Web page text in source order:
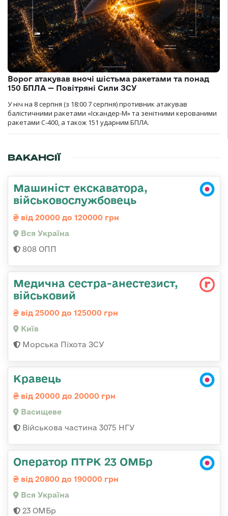
Ворог атакував вночі шістьма ракетами та понад
150 БПЛА — Повітряні Сили ЗСУ
У ніч на 8 серпня (з 18:00 7 серпня) противник атакував
балістичними ракетами «Іскандер-М» та зенітними керованими
ракетами С-400, а також 151 ударним БПЛА.
ВАКАНСІЇ
Машиніст екскаватора,
військовослужбовець
від 20000 до 120000 грн
Вся Україна
808 ОПП
Медична сестpа-анестезист,
військовий
від 25000 до 125000 грн
Київ
Морська Піхота ЗСУ
Кравець
від 20000 до 20000 грн
Васищеве
Військова частина 3075 НГУ
Оператор ПТРК 23 ОМБр
від 20800 до 190000 грн
Вся Україна
23 ОМБр